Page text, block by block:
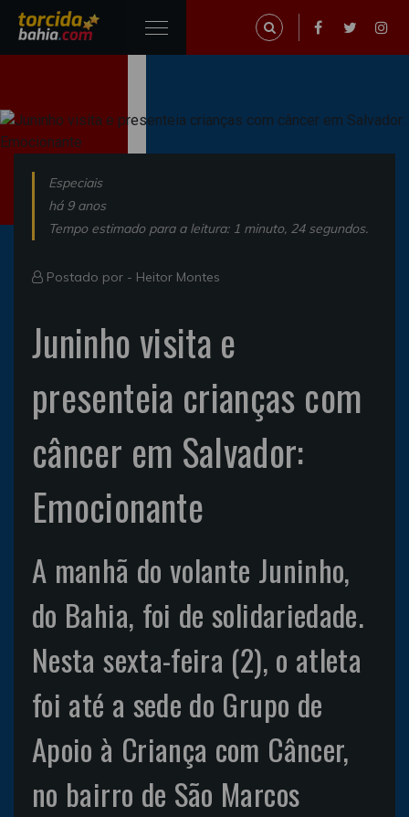
Especiais
há 9 anos
Tempo estimado para a leitura: 1 minuto, 24 segundos.
Postado por - Heitor Montes
Juninho visita e
presenteia crianças com
câncer em Salvador:
Emocionante
A manhã do volante Juninho,
do Bahia, foi de solidariedade.
Nesta sexta-feira (2), o atleta
foi até a sede do Grupo de
Apoio à Criança com Câncer,
no bairro de São Marcos